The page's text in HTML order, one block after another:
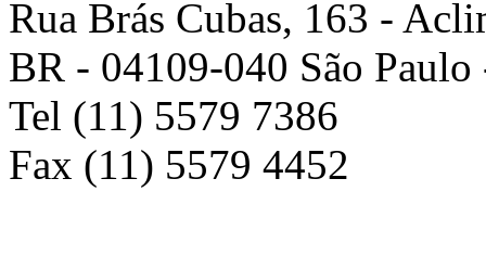
Rua Brás Cubas, 163 -
BR - 04109-040 São Paulo
Tel (11) 5579 7386
Fax (11) 5579 4452